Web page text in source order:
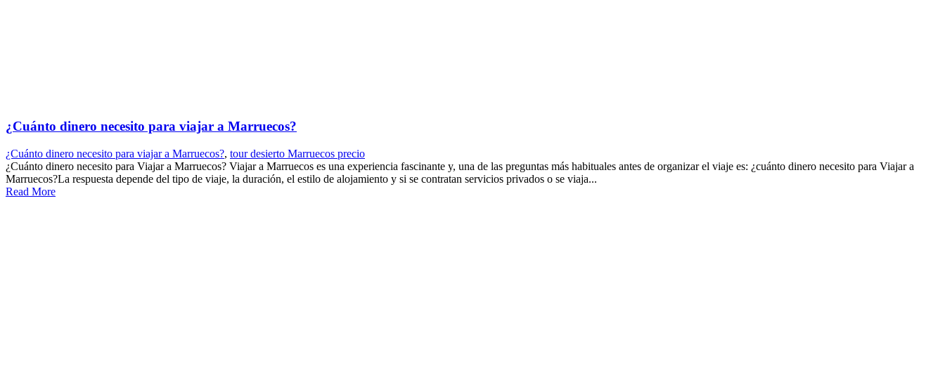
¿Cuánto dinero necesito para viajar a Marruecos?
¿Cuánto dinero necesito para viajar a Marruecos?, tour desierto Marruecos precio
¿Cuánto dinero necesito para Viajar a Marruecos? Viajar a Marruecos es una experiencia fascinante y, una de las preguntas más habituales antes de organizar el viaje es: ¿cuánto dinero necesito para Viajar a
Marruecos?La respuesta depende del tipo de viaje, la duración, el estilo de alojamiento y si se contratan servicios privados o se viaja...
Read More